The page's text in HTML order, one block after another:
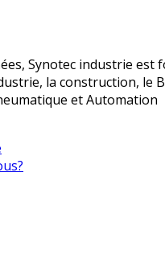
Synotec industrie
la construction, le
et Automation